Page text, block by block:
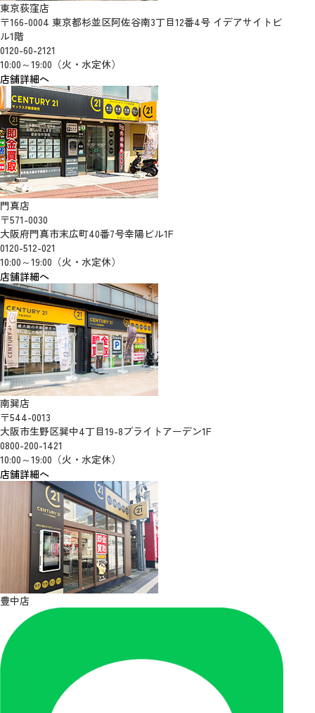
東京荻窪店
〒166-0004 東京都杉並区阿佐谷南3丁目12番4号 イデアサイトビ
ル1階
0120-60-2121
10:00～19:00（火・水定休）
店舗詳細へ
門真店
〒571-0030
大阪府門真市末広町40番7号幸陽ビル1F
0120-512-021
10:00～19:00（火・水定休）
店舗詳細へ
南巽店
〒544-0013
大阪市生野区巽中4丁目19-8ブライトアーデン1F
0800-200-1421
10:00～19:00（火・水定休）
店舗詳細へ
豊中店